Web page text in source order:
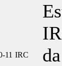
11 IRC